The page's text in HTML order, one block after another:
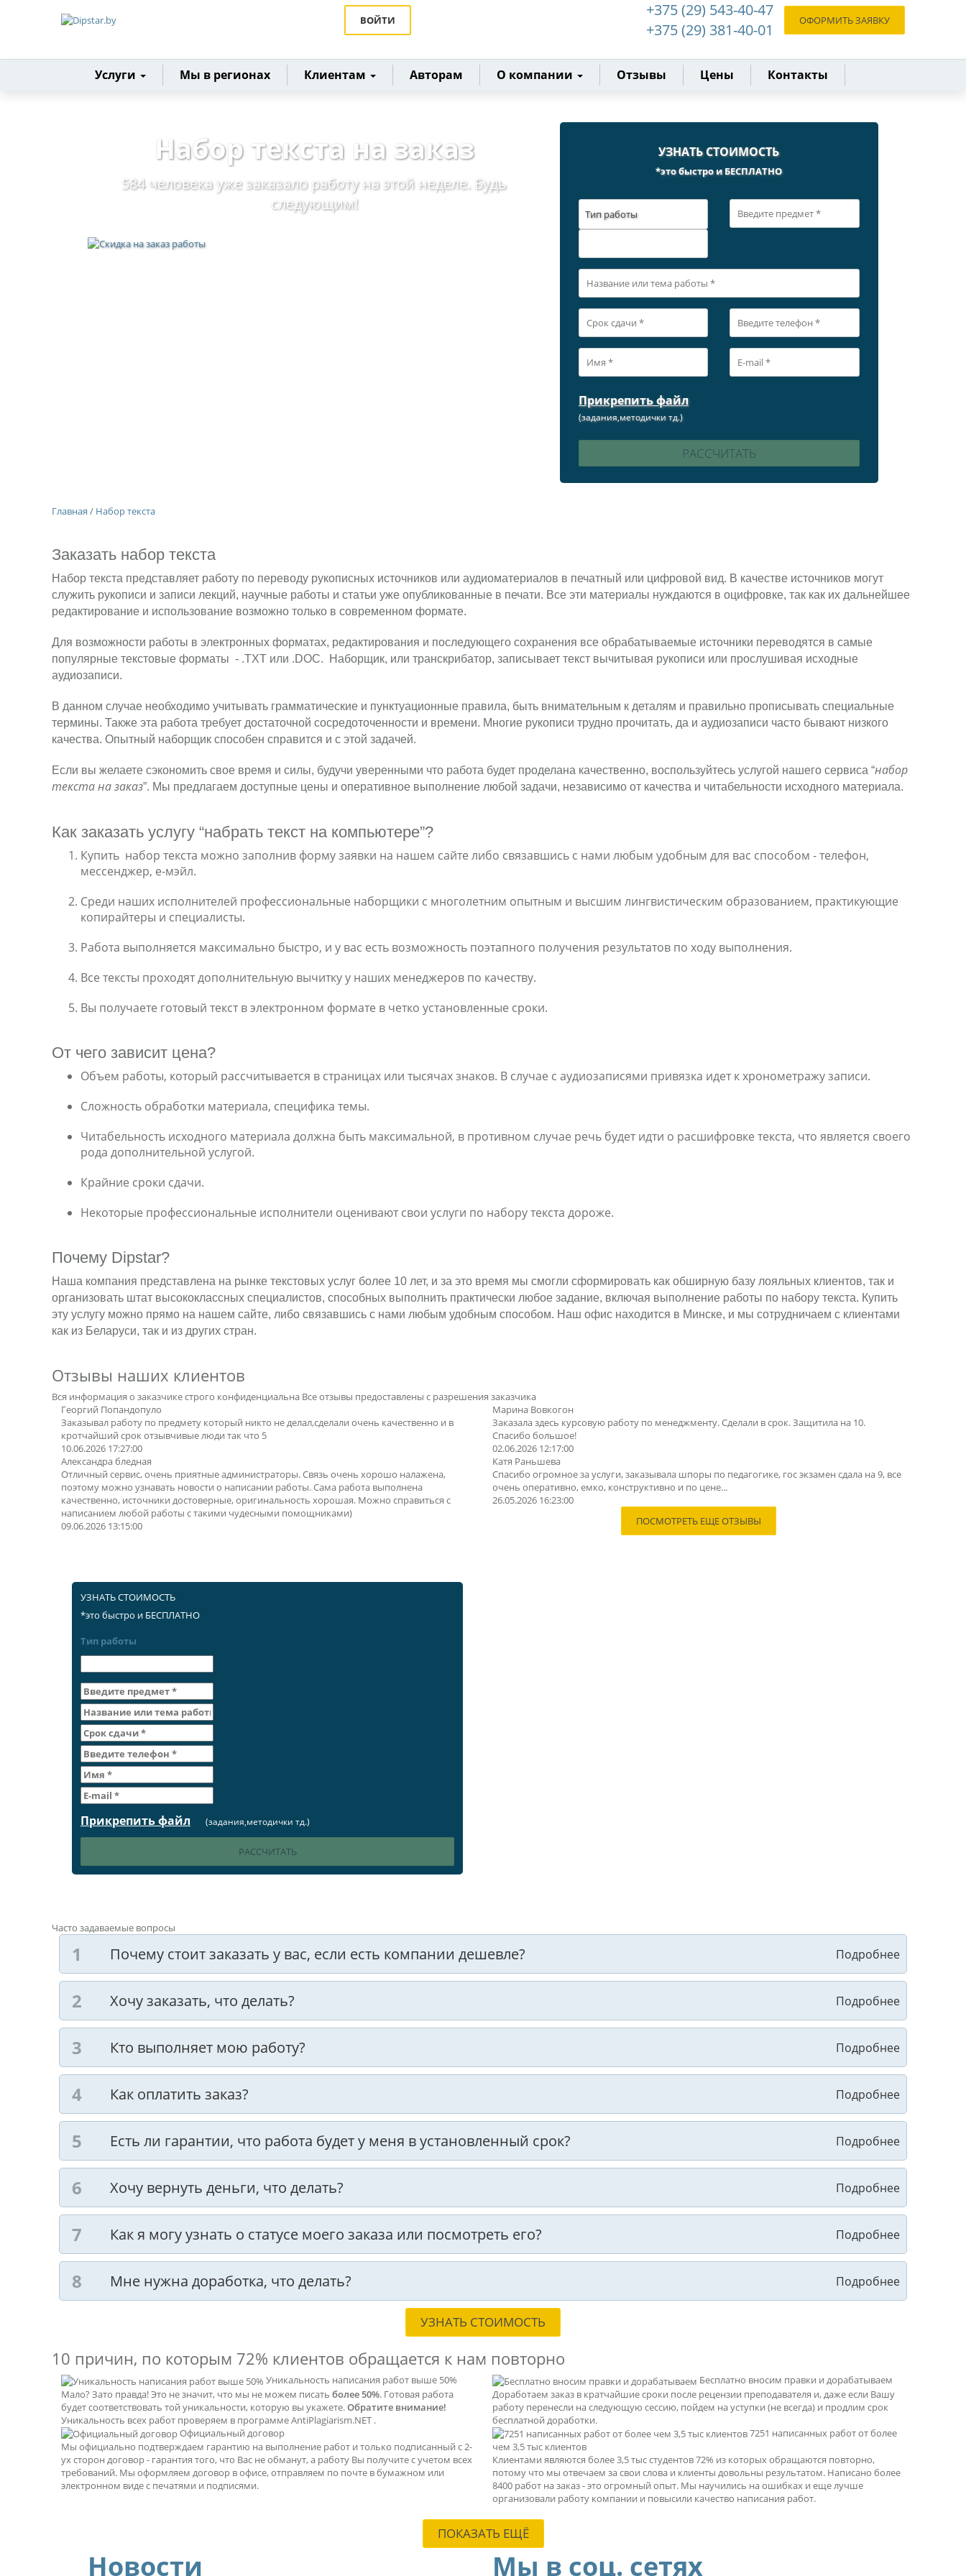
ВОЙТИ
+375 (29) 543-40-47
+375 (29) 381-40-01
ОФОРМИТЬ ЗАЯВКУ
Главная
Услуги Мы в регионах Клиентам Авторам О компании Отзывы Цены Контакты
Набор текста на заказ
584 человека уже заказало работу на этой неделе. Будь
следующим!
УЗНАТЬ СТОИМОСТЬ
*это быстро и БЕСПЛАТНО
Тип работы
Прикрепить файл
(задания,методички тд.)
Главная / Набор текста
Заказать набор текста
Набор текста представляет работу по переводу рукописных источников или аудиоматериалов в печатный или цифровой вид. В качестве источников могут
служить рукописи и записи лекций, научные работы и статьи уже опубликованные в печати. Все эти материалы нуждаются в оцифровке, так как их дальнейшее
редактирование и использование возможно только в современном формате.
Для возможности работы в электронных форматах, редактирования и последующего сохранения все обрабатываемые источники переводятся в самые
популярные текстовые форматы - .TXT или .DOC. Наборщик, или транскрибатор, записывает текст вычитывая рукописи или прослушивая исходные
аудиозаписи.
В данном случае необходимо учитывать грамматические и пунктуационные правила, быть внимательным к деталям и правильно прописывать специальные
термины. Также эта работа требует достаточной сосредоточенности и времени. Многие рукописи трудно прочитать, да и аудиозаписи часто бывают низкого
качества. Опытный наборщик способен справится и с этой задачей.
Если вы желаете сэкономить свое время и силы, будучи уверенными что работа будет проделана качественно, воспользуйтесь услугой нашего сервиса “набор
текста на заказ”. Мы предлагаем доступные цены и оперативное выполнение любой задачи, независимо от качества и читабельности исходного материала.
Как заказать услугу “набрать текст на компьютере”?
Купить набор текста можно заполнив форму заявки на нашем сайте либо связавшись с нами любым удобным для вас способом - телефон,
мессенджер, е-мэйл.
Среди наших исполнителей профессиональные наборщики с многолетним опытным и высшим лингвистическим образованием, практикующие
копирайтеры и специалисты.
Работа выполняется максимально быстро, и у вас есть возможность поэтапного получения результатов по ходу выполнения.
Все тексты проходят дополнительную вычитку у наших менеджеров по качеству.
Вы получаете готовый текст в электронном формате в четко установленные сроки.
От чего зависит цена?
Объем работы, который рассчитывается в страницах или тысячах знаков. В случае с аудиозаписями привязка идет к хронометражу записи.
Сложность обработки материала, специфика темы.
Читабельность исходного материала должна быть максимальной, в противном случае речь будет идти о расшифровке текста, что является своего
рода дополнительной услугой.
Крайние сроки сдачи.
Некоторые профессиональные исполнители оценивают свои услуги по набору текста дороже.
Почему Dipstar?
Наша компания представлена на рынке текстовых услуг более 10 лет, и за это время мы смогли сформировать как обширную базу лояльных клиентов, так и
организовать штат высококлассных специалистов, способных выполнить практически любое задание, включая выполнение работы по набору текста. Купить
эту услугу можно прямо на нашем сайте, либо связавшись с нами любым удобным способом. Наш офис находится в Минске, и мы сотрудничаем с клиентами
как из Беларуси, так и из других стран.
Отзывы наших клиентов
Вся информация о заказчике строго конфиденциальна Все отзывы предоставлены с разрешения заказчика
Георгий Попандопуло
Заказывал работу по предмету который никто не делал,сделали очень качественно и в
кротчайший срок отзывчивые люди так что 5
10.06.2026 17:27:00
Александра бледная
Отличный сервис, очень приятные администраторы. Связь очень хорошо налажена,
поэтому можно узнавать новости о написании работы. Сама работа выполнена
качественно, источники достоверные, оригинальность хорошая. Можно справиться с
написанием любой работы с такими чудесными помощниками)
09.06.2026 13:15:00
Марина Вовкогон
Заказала здесь курсовую работу по менеджменту. Сделали в срок. Защитила на 10.
Спасибо большое!
02.06.2026 12:17:00
Катя Раньшева
Спасибо огромное за услуги, заказывала шпоры по педагогике, гос экзамен сдала на 9, все
очень оперативно, емко, конструктивно и по цене...
26.05.2026 16:23:00
ПОСМОТРЕТЬ ЕЩЕ ОТЗЫВЫ
УЗНАТЬ СТОИМОСТЬ
*это быстро и БЕСПЛАТНО
Тип работы
Прикрепить файл (задания,методички тд.)
Часто задаваемые вопросы
Почему стоит заказать у вас, если есть компании дешевле?
Хочу заказать, что делать?
Кто выполняет мою работу?
Как оплатить заказ?
Есть ли гарантии, что работа будет у меня в установленный срок?
Хочу вернуть деньги, что делать?
Как я могу узнать о статусе моего заказа или посмотреть его?
Мне нужна доработка, что делать?
УЗНАТЬ СТОИМОСТЬ
10 причин, по которым 72% клиентов обращается к нам повторно
Уникальность написания работ выше 50%
Мало? Зато правда! Это не значит, что мы не можем писать более 50%. Готовая работа
будет соответствовать той уникальности, которую вы укажете.Обратите внимание!
Уникальность всех работ проверяем в программе AntiPlagiarism.NET .
Официальный договор
Мы официально подтверждаем гарантию на выполнение работ и только подписанный с 2-
ух сторон договор - гарантия того, что Вас не обманут, а работу Вы получите с учетом всех
требований. Мы оформляем договор в офисе, отправляем по почте в бумажном или
электронном виде с печатями и подписями.
Бесплатно вносим правки и дорабатываем
Доработаем заказ в кратчайшие сроки после рецензии преподавателя и, даже если Вашу
работу перенесли на следующую сессию, пойдем на уступки (не всегда) и продлим срок
бесплатной доработки.
7251 написанных работ от более
чем 3,5 тыс клиентов
Клиентами являются более 3,5 тыс студентов 72% из которых обращаются повторно,
потому что мы отвечаем за свои слова и клиенты довольны результатом. Написано более
8400 работ на заказ - это огромный опыт. Мы научились на ошибках и еще лучше
организовали работу компании и повысили качество написания работ.
ПОКАЗАТЬ ЕЩЁ
Новости Мы в соц. сетях